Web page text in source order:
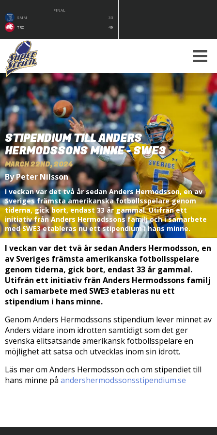
FINAL
SMM
33
TRC
49
STIPENDIUM TILL ANDERS
HERMODSSONS MINNE - SWE3
MARCH 22ND, 2024
By Peter Nilsson
I veckan var det två år sedan Anders Hermodsson, en av
Sveriges främsta amerikanska fotbollsspelare genom
tiderna, gick bort, endast 33 år gammal. Utifrån ett
initiativ från Anders Hermodssons familj och i samarbete
med SWE3 etableras nu ett stipendium i hans minne.
I veckan var det två år sedan Anders Hermodsson, en
av Sveriges främsta amerikanska fotbollsspelare
genom tiderna, gick bort, endast 33 år gammal.
Utifrån ett initiativ från Anders Hermodssons familj
och i samarbete med SWE3 etableras nu ett
stipendium i hans minne.
Genom Anders Hermodssons stipendium lever minnet av
Anders vidare inom idrotten samtidigt som det ger
svenska elitsatsande amerikansk fotbollsspelare en
möjlighet att satsa och utvecklas inom sin idrott.
Läs mer om Anders Hermodsson och om stipendiet till
hans minne på andershermodssonsstipendium.se